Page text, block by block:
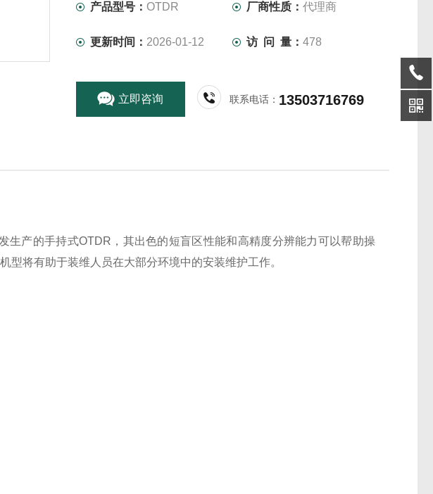
产品型号： OTDR 厂商性质：代理商
更新时间： 2026-01-12 访 问 量：478
立即咨询 联系电话： 13503716769
生产的手持式OTDR，其出色的短盲区性能和高精度分辨能力可以帮助操
型将有助于装维人员在大部分环境中的安装维护工作。